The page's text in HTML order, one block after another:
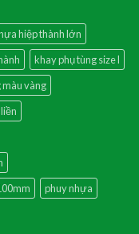
hiệp thành lớn
khay phụ tùng size l
màu vàng
phuy nhựa